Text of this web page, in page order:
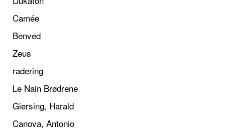
Camée
Benved
Zeus
radering
Le Nain Brødrene
Giersing, Harald
Canova, Antonio